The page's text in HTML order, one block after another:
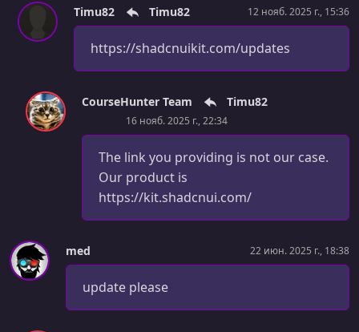
Timu82 Timu82 12 нояб. 2025 г., 15:36
https://shadcnuikit.com/updates
CourseHunter Team Timu82
16 нояб. 2025 г., 22:34
The link you providing is not our case.
Our product is
https://kit.shadcnui.com/
med 22 июн. 2025 г., 18:38
update please